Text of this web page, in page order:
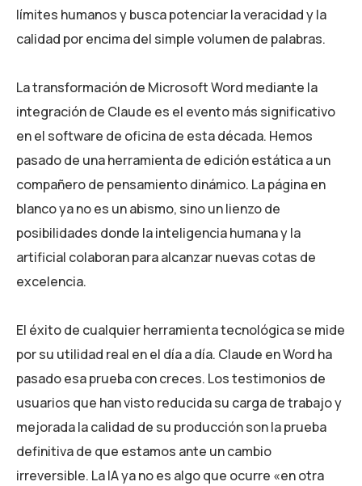
límites humanos y busca potenciar la veracidad y la
calidad por encima del simple volumen de palabras.
La transformación de Microsoft Word mediante la
integración de Claude es el evento más significativo
en el software de oficina de esta década. Hemos
pasado de una herramienta de edición estática a un
compañero de pensamiento dinámico. La página en
blanco ya no es un abismo, sino un lienzo de
posibilidades donde la inteligencia humana y la
artificial colaboran para alcanzar nuevas cotas de
excelencia.
El éxito de cualquier herramienta tecnológica se mide
por su utilidad real en el día a día. Claude en Word ha
pasado esa prueba con creces. Los testimonios de
usuarios que han visto reducida su carga de trabajo y
mejorada la calidad de su producción son la prueba
definitiva de que estamos ante un cambio
irreversible. La IA ya no es algo que ocurre «en otra